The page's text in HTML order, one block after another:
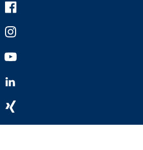
Youtube